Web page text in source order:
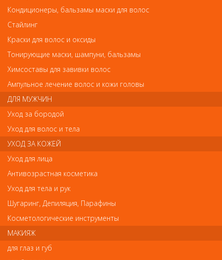
F004 Деваль Спонж для снятия макияжа большой (1шт)
F004 Деваль Спонж для снятия макияжа
большой (1шт)
Арт.F004
54р.-
В закладки Как оплатить? Как получить?
Отзывы
Ваш отзыв станет первым
Напишите свой отзыв
Кондиционеры, бальзамы маски для волос
Стайлинг
Краски для волос и оксиды
Тонирующие маски, шампуни, бальзамы
Химсоставы для завивки волос
Ампульное лечение волос и кожи головы
ДЛЯ МУЖЧИН
Уход за бородой
Уход для волос и тела
УХОД ЗА КОЖЕЙ
Уход для лица
Антивозрастная косметика
Уход для тела и рук
Шугаринг, Депиляция, Парафины
Косметологические инструменты
МАКИЯЖ
для глаз и губ